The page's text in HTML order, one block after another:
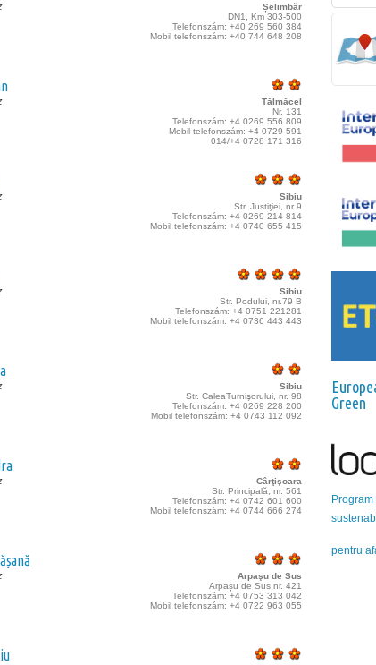
Șelimbăr
DN1, Km 303-500
Telefonszám: +40 269 560 384
Mobil telefonszám: +40 744 648 208
Tălmăcel
Nr. 131
Telefonszám: +4 0269 556 809
Mobil telefonszám: +4 0729 591
014/+4 0728 171 316
Sibiu
Str. Justiţiei, nr 9
Telefonszám: +4 0269 214 814
Mobil telefonszám: +4 0740 655 415
Sibiu
Str. Podului, nr.79 B
Telefonszám: +4 0751 221281
Mobil telefonszám: +4 0736 443 443
Sibiu
Str. CaleaTurnişorului, nr. 98
Telefonszám: +4 0269 228 200
Mobil telefonszám: +4 0743 112 092
Cârţişoara
Str. Principală, nr. 561
Telefonszám: +4 0742 601 600
Mobil telefonszám: +4 0744 666 274
Arpaşu de Sus
Arpașu de Sus nr. 421
Telefonszám: +4 0753 313 042
Mobil telefonszám: +4 0722 963 055
Green
Program
pentru